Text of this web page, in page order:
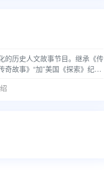
的历史人文故事节目。继承《传
故事》“加”美国《探索》纪实